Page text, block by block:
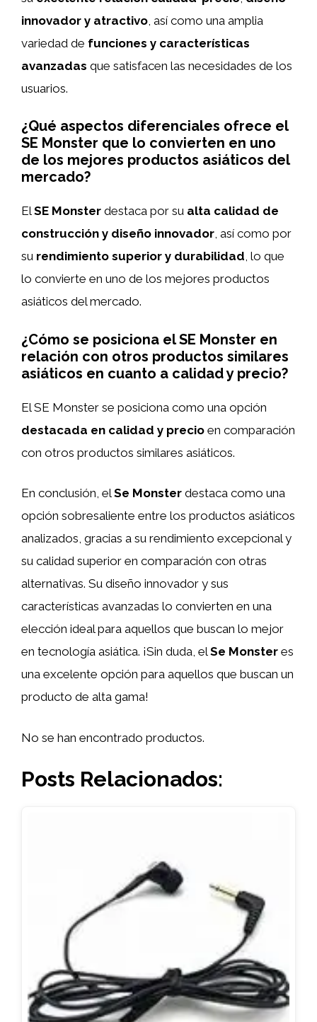
innovador y atractivo , así como una amplia
variedad de funciones y características
avanzadas que satisfacen las necesidades de los
usuarios.
¿Qué aspectos diferenciales ofrece el
SE Monster que lo convierten en uno
de los mejores productos asiáticos del
mercado?
ElSE Monster destaca por su alta calidad de
construcción y diseño innovador, así como por
su rendimiento superior y durabilidad, lo que
lo convierte en uno de los mejores productos
asiáticos del mercado.
¿Cómo se posiciona el SE Monster en
relación con otros productos similares
asiáticos en cuanto a calidad y precio?
El SE Monster se posiciona como una opción
destacada en calidad y precio en comparación
con otros productos similares asiáticos.
En conclusión, elSe Monster destaca como una
opción sobresaliente entre los productos asiáticos
analizados, gracias a su rendimiento excepcional y
su calidad superior en comparación con otras
alternativas. Su diseño innovador y sus
características avanzadas lo convierten en una
elección ideal para aquellos que buscan lo mejor
en tecnología asiática. ¡Sin duda, elSe Monster es
una excelente opción para aquellos que buscan un
producto de alta gama!
No se han encontrado productos.
Posts Relacionados: